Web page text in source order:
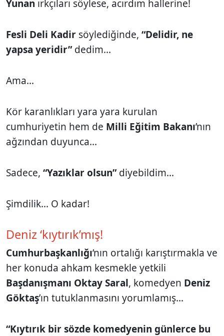
Yunan ırkçıları söylese, acırdım hallerine!
Fesli Deli Kadir söylediğinde, “Delidir, ne
yapsa yeridir”dedim...
Ama...
Kör karanlıkları yara yara kurulan
cumhuriyetin hem de Milli Eğitim Bakanı’nın
ağzından duyunca...
Sadece, “Yazıklar olsun”diyebildim...
Şimdilik... O kadar!
Deniz ‘kıytırık’mış!
Cumhurbaşkanlığı’nın ortalığı karıştırmakla ve
her konuda ahkam kesmekle yetkili
Başdanışmanı Oktay Saral, komedyen Deniz
Göktaş’ın tutuklanmasını yorumlamış...
“Kıytırık bir sözde komedyenin günlerce bu